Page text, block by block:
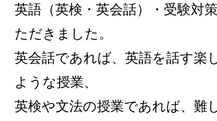
英語（英検・英会話）・受験対
ただきました。
英会話であれば、英語を話す楽
ような授業、
英検や文法の授業であれば、難